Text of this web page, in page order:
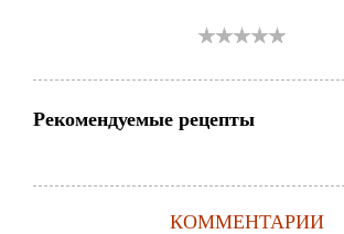
Рекомендуемые рецепты
КОММЕНТАРИИ